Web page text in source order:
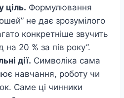
ціль. Формулювання
не дає зрозумілого
конкретніше звучить
на 20 % за пів року”.
дії. Символіка сама
навчання, роботу чи
Саме ці чинники